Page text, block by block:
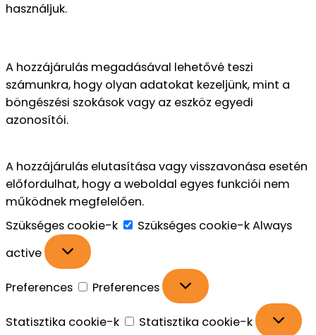
használjuk.
A hozzájárulás megadásával lehetővé teszi
számunkra, hogy olyan adatokat kezeljünk, mint a
böngészési szokások vagy az eszköz egyedi
azonosítói.
A hozzájárulás elutasítása vagy visszavonása esetén
előfordulhat, hogy a weboldal egyes funkciói nem
működnek megfelelően.
Szükséges cookie-k
Szükséges cookie-kAlways
active
Preferences Preferences
Statisztika cookie-k Statisztika cookie-k